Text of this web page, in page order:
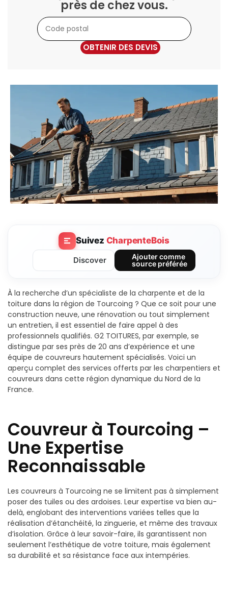
près de chez vous.
OBTENIR DES DEVIS
Suivez CharpenteBois
Discover
Ajouter comme
source préférée
À la recherche d’un spécialiste de la charpente et de la
toiture dans la région de Tourcoing ? Que ce soit pour une
construction neuve, une rénovation ou tout simplement
un entretien, il est essentiel de faire appel à des
professionnels qualifiés. G2 TOITURES, par exemple, se
distingue par ses près de 20 ans d’expérience et une
équipe de couvreurs hautement spécialisés. Voici un
aperçu complet des services offerts par les charpentiers et
couvreurs dans cette région dynamique du Nord de la
France.
Couvreur à Tourcoing –
Une Expertise
Reconnaissable
Les couvreurs à Tourcoing ne se limitent pas à simplement
poser des tuiles ou des ardoises. Leur expertise va bien au-
delà, englobant des interventions variées telles que la
réalisation d’étanchéité, la zinguerie, et même des travaux
d’isolation. Grâce à leur savoir-faire, ils garantissent non
seulement l’esthétique de votre toiture, mais également
sa durabilité et sa résistance face aux intempéries.